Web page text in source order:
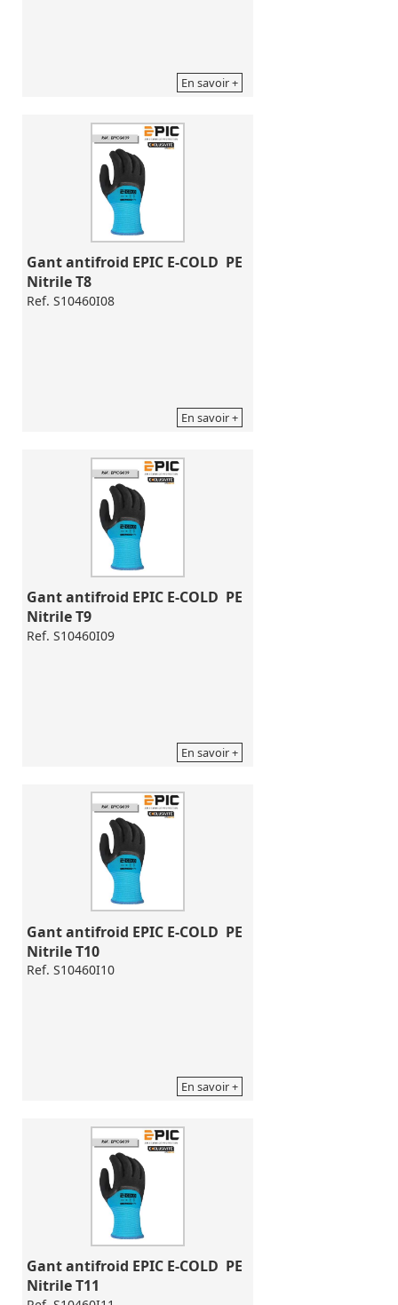
En savoir +
Gant antifroid EPIC E-COLD  PE
Nitrile T8
Ref. S10460I08
En savoir +
Gant antifroid EPIC E-COLD  PE
Nitrile T9
Ref. S10460I09
En savoir +
Gant antifroid EPIC E-COLD  PE
Nitrile T10
Ref. S10460I10
En savoir +
Gant antifroid EPIC E-COLD  PE
Nitrile T11